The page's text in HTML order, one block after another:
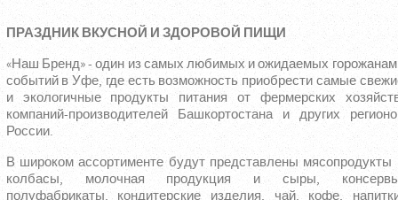
ПРАЗДНИК ВКУСНОЙ И ЗДОРОВОЙ ПИЩИ
«Наш Бренд» - один из самых любимых и ожидаемых
событий в Уфе, где есть возможность приобрести самые
и экологичные продукты питания от фермерских
компаний-производителей Башкортостана и других
России.
В широком ассортименте будут представлены мясопродукты
колбасы, молочная продукция и сыры,
полуфабрикаты, кондитерские изделия, чай, кофе,